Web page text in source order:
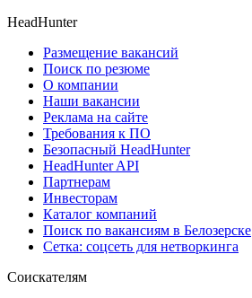
HeadHunter
Размещение вакансий
Поиск по резюме
О компании
Наши вакансии
Реклама на сайте
Требования к ПО
Безопасный HeadHunter
HeadHunter API
Партнерам
Инвесторам
Каталог компаний
Поиск по вакансиям в Белозерске
Сетка: соцсеть для нетворкинга
Соискателям